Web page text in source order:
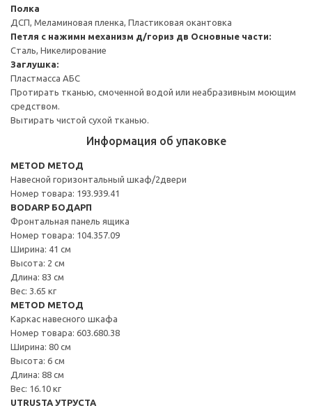
Полка
ДСП, Меламиновая пленка, Пластиковая окантовка
Петля с нажимн механизм д/гориз дв Основные части:
Сталь, Никелирование
Заглушка:
Пластмасса АБС
Протирать тканью, смоченной водой или неабразивным моющим
средством.
Вытирать чистой сухой тканью.
Информация об упаковке
METOD МЕТОД
Навесной горизонтальный шкаф/2двери
Номер товара: 193.939.41
BODARP БОДАРП
Фронтальная панель ящика
Номер товара: 104.357.09
Ширина: 41 см
Высота: 2 см
Длина: 83 см
Вес: 3.65 кг
METOD МЕТОД
Каркас навесного шкафа
Номер товара: 603.680.38
Ширина: 80 см
Высота: 6 см
Длина: 88 см
Вес: 16.10 кг
UTRUSTA УТРУСТА